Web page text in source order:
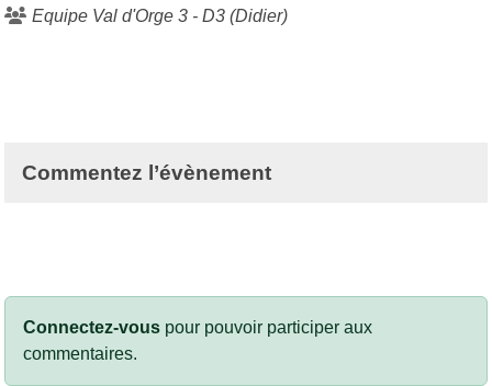
Equipe Val d'Orge 3 - D3 (Didier)
Commentez l’évènement
Connectez-vous pour pouvoir participer aux
commentaires.